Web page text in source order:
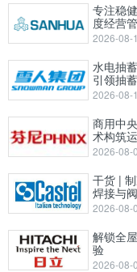
专注稳
度经营
2026-08-
水电抽
引领抽
2026-08-
商用中
术构筑
2026-08-
干货 |
焊接与
2026-08-
解锁全
验
2026-08-